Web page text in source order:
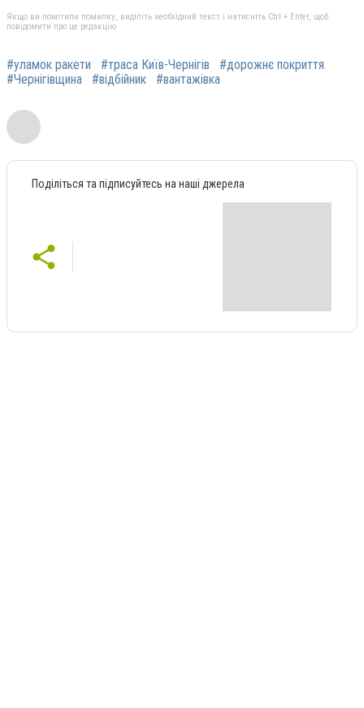
Якщо ви помітили помилку, виділіть необхідний текст і натисніть Ctrl + Enter, щоб
повідомити про це редакцію
#уламок ракети #траса Київ-Чернігів
#дорожнє покриття
#Чернігівщина
#відбійник #вантажівка
Поділіться та підписуйтесь на наші джерела